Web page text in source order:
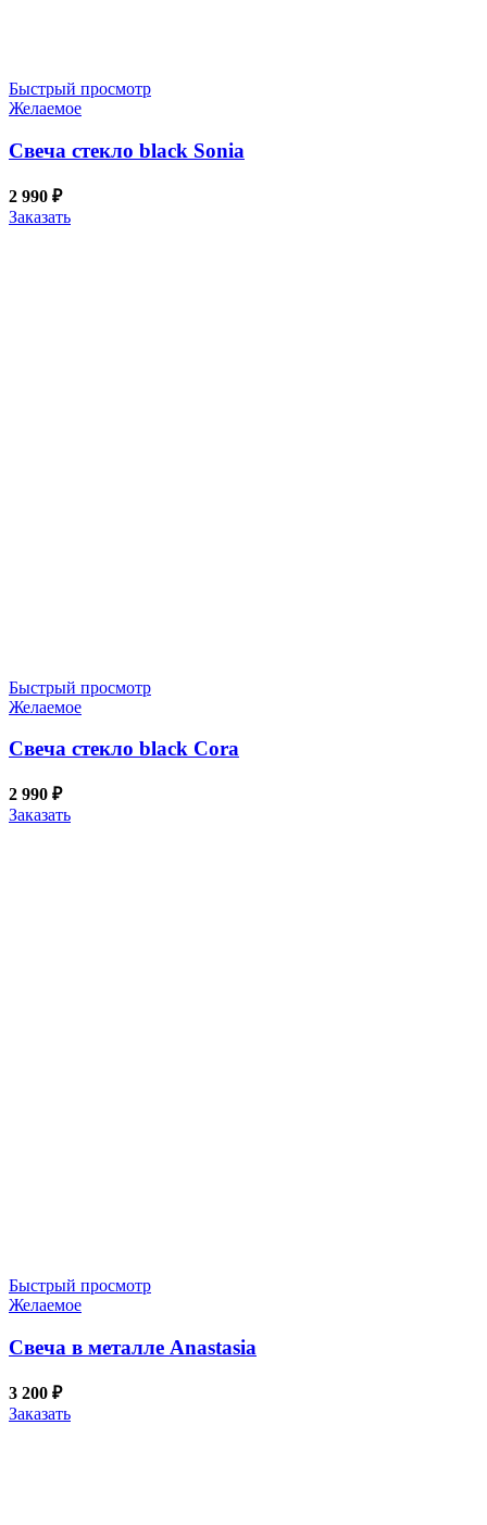
Быстрый просмотр
Желаемое
Свеча стекло black Sonia
2 990 ₽
Заказать
Быстрый просмотр
Желаемое
Свеча стекло black Cora
2 990 ₽
Заказать
Быстрый просмотр
Желаемое
Свеча в металле Anastasia
3 200 ₽
Заказать